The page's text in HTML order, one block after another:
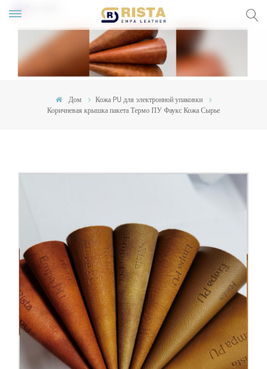
Дом
Кожа PU для электронной упаковки
Коричневая крышка пакета Термо ПУ Фаукс Кожа Сырье